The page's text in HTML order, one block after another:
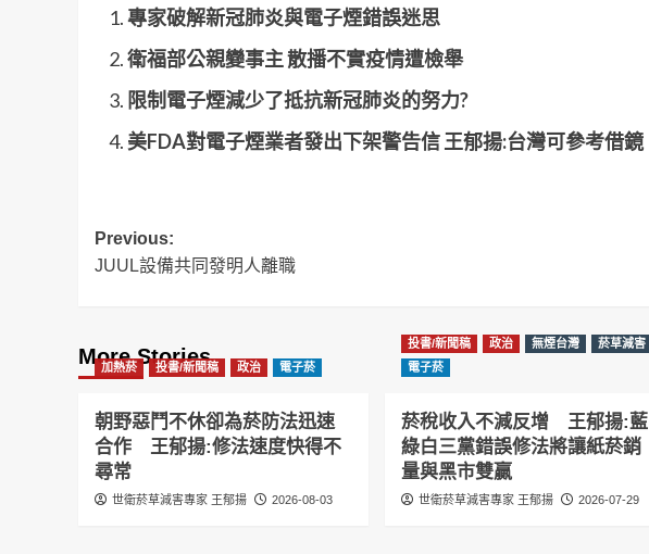
專家破解新冠肺炎與電子煙錯誤迷思
衛福部公親變事主 散播不實疫情遭檢舉
限制電子煙減少了抵抗新冠肺炎的努力?
美FDA對電子煙業者發出下架警告信 王郁揚:台灣可參考借鏡
Post
navigation
Previous:
JUUL設備共同發明人離職
More Stories
加熱菸 投書/新聞稿 政治 電子菸
朝野惡鬥不休卻為菸防法迅速
合作 王郁揚:修法速度快得不
尋常
世衛菸草減害專家 王郁揚 2026-08-03
投書/新聞稿 政治 無煙台灣
菸草減害
電子菸
菸稅收入不減反增 王郁揚:藍
綠白三黨錯誤修法將讓紙菸銷
量與黑市雙贏
世衛菸草減害專家 王郁揚 2026-07-29